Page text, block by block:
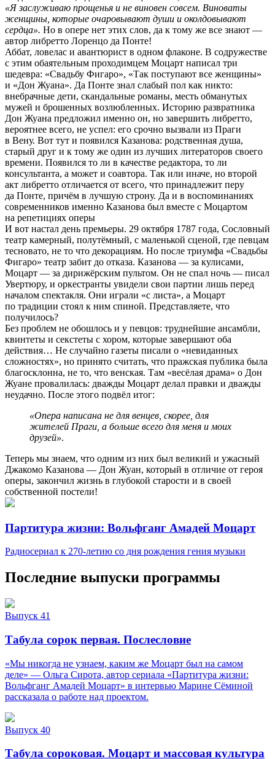
«Я заслуживаю прощенья и не виновен совсем. Виноваты
женщины, которые очаровывают души и околдовывают
сердца». Но в опере нет этих слов, да к тому же все знают —
автор либретто Лоренцо да Понте!
Аббат, ловелас и авантюрист в одном флаконе. В содружестве
с этим обаятельным проходимцем Моцарт написал три
шедевра: «Свадьбу Фигаро», «Так поступают все женщины»
и «Дон Жуана». Да Понте знал слабый пол как никто:
внебрачные дети, скандальные романы, месть обманутых
мужей и брошенных возлюбленных. Историю развратника
Дон Жуана предложил именно он, но завершить либретто,
вероятнее всего, не успел: его срочно вызвали из Праги
в Вену. Вот тут и появился Казанова: родственная душа,
старый друг и к тому же один из лучших литераторов своего
времени. Появился то ли в качестве редактора, то ли
консультанта, а может и соавтора. Так или иначе, но второй
акт либретто отличается от всего, что принадлежит перу
да Понте, причём в лучшую строну. Да и в воспоминаниях
современников именно Казанова был вместе с Моцартом
на репетициях оперы
И вот настал день премьеры. 29 октября 1787 года, Сословный
театр камерный, полутёмный, с маленькой сценой, где певцам
тесновато, не то что декорациям. Но после триумфа «Свадьбы
Фигаро» театр забит до отказа. Казанова — за кулисами,
Моцарт — за дирижёрским пультом. Он не спал ночь — писал
Увертюру, и оркестранты увидели свои партии лишь перед
началом спектакля. Они играли «с листа», а Моцарт
по традиции стоял к ним спиной. Представляете, что
получилось?
Без проблем не обошлось и у певцов: труднейшие ансамбли,
квинтеты и секстеты с хором, которые завершают оба
действия… Не случайно газеты писали о «невиданных
сложностях», но принято считать, что пражская публика была
благосклонна, не то, что венская. Там «весёлая драма» о Дон
Жуане провалилась: дважды Моцарт делал правки и дважды
неудачно. После этого подвёл итог:
«Опера написана не для венцев, скорее, для
жителей Праги, а больше всего для меня и моих
друзей».
Теперь мы знаем, что одним из них был великий и ужасный
Джакомо Казанова — Дон Жуан, который в отличие от героя
оперы, закончил жизнь в глубокой старости и в своей
собственной постели!
Партитура жизни: Вольфганг Амадей Моцарт
Радиосериал к 270-летию со дня рождения гения музыки
Последние выпуски программы
Выпуск 41
Табула сорок первая. Послесловие
«Мы никогда не узнаем, каким же Моцарт был на самом
деле» — Ольга Сирота, автор сериала «Партитура жизни:
Вольфганг Амадей Моцарт» в интервью Марине Сёминой
рассказала о работе над проектом.
Выпуск 40
Табула сороковая. Моцарт и массовая культура